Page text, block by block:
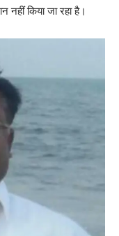
नहीं किया जा रहा है।